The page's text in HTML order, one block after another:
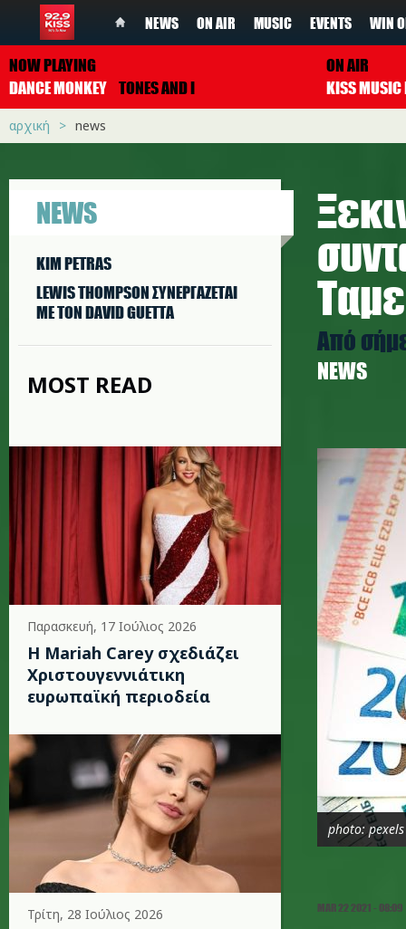
NEWS ON AIR MUSIC EVENTS WIN
NOW PLAYING
DANCE MONKEY TONES AND I
ON AIR
αρχική news
NEWS
KIM PETRAS
LEWIS THOMPSON ΣΥΝΕΡΓAΖΕΤΑΙ
ΜΕ ΤΟΝ DAVID GUETTA
MOST READ
Παρασκευή, 17 Ιούλιος 2026
Η Mariah Carey σχεδιάζει
Χριστουγεννιάτικη
ευρωπαϊκή περιοδεία
Τρίτη, 28 Ιούλιος 2026
Από
NEWS
photo: pexels
MAR 22 2021 - 08:09